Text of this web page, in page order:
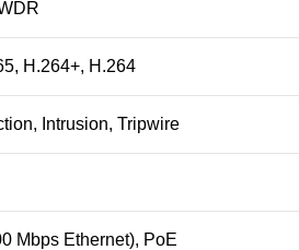
H.264+, H.264
Intrusion, Tripwire
Mbps Ethernet), PoE